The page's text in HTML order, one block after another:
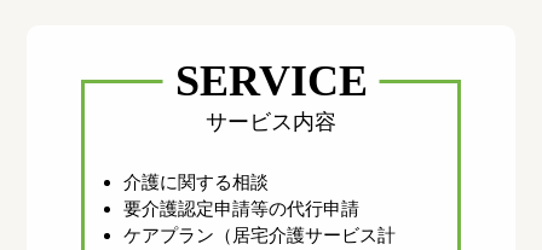
SERVICE
サービス内容
介護に関する相談
要介護認定申請等の代行申請
ケアプラン（居宅介護サービス計